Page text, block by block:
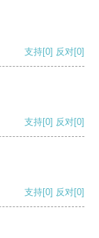
支持[0] 反对[0]
支持[0] 反对[0]
支持[0] 反对[0]